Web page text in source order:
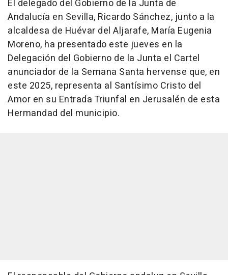
El delegado del Gobierno de la Junta de
Andalucía en Sevilla, Ricardo Sánchez, junto a la
alcaldesa de Huévar del Aljarafe, María Eugenia
Moreno, ha presentado este jueves en la
Delegación del Gobierno de la Junta el Cartel
anunciador de la Semana Santa hervense que, en
este 2025, representa al Santísimo Cristo del
Amor en su Entrada Triunfal en Jerusalén de esta
Hermandad del municipio.